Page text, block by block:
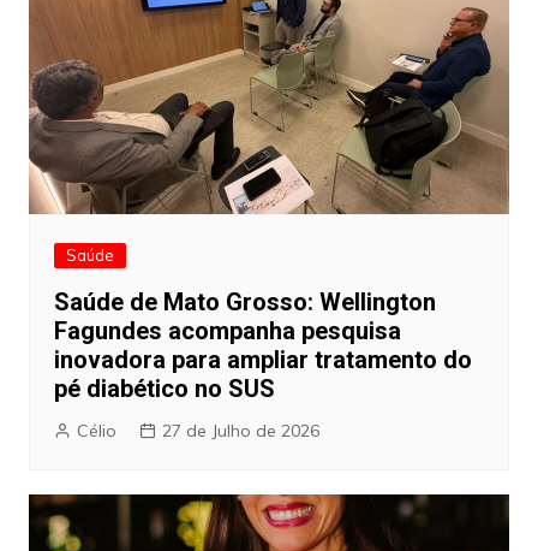
Saúde
Saúde de Mato Grosso: Wellington
Fagundes acompanha pesquisa
inovadora para ampliar tratamento do
pé diabético no SUS
Célio 27 de Julho de 2026